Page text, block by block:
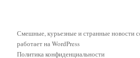
Смешные, курьезные и странные новости
работает на WordPress
Политика конфиденциальности